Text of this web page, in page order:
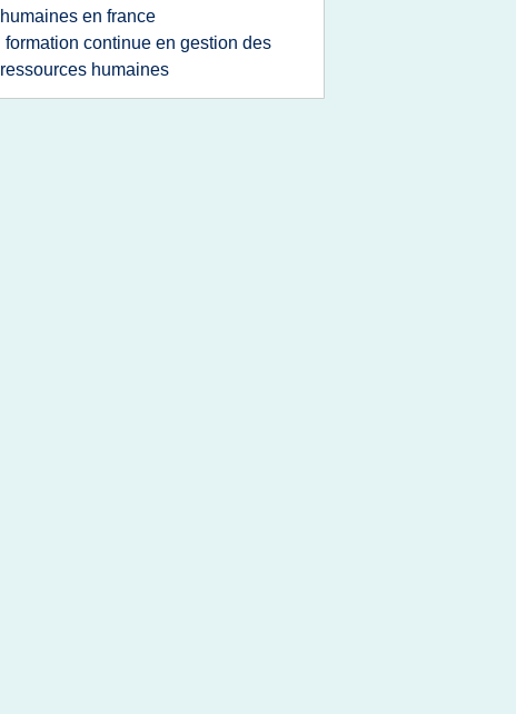
humaines en france
formation continue en gestion des
ressources humaines